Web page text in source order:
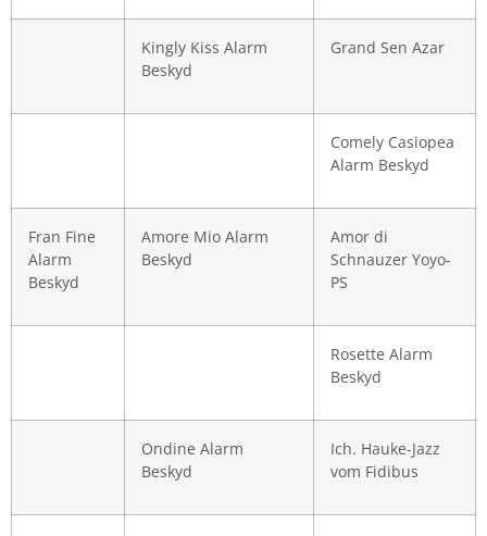
Kingly Kiss Alarm
Beskyd
Grand Sen Azar
Comely Casiopea
Alarm Beskyd
Fran Fine
Alarm
Beskyd
Amore Mio Alarm
Beskyd
Amor di
Schnauzer Yoyo-
PS
Rosette Alarm
Beskyd
Ondine Alarm
Beskyd
Ich. Hauke-Jazz
vom Fidibus